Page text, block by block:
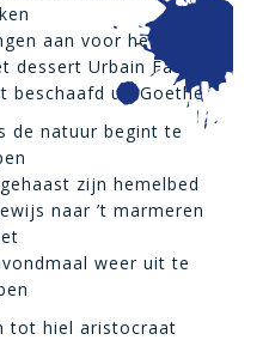
aan voor het diner
Urbain Fauré
beschaafd uit Goethe
de natuur begint te
zijn hemelbed
naar ’t marmeren
weer uit te
tot hiel aristocraat